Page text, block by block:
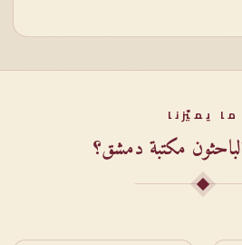
ما يميّزنا
الباحثون مكتبة دمشق؟